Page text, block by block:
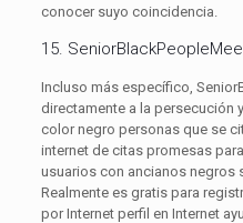
conocer suyo coincidencia.
15.
Incluso más específico,
directamente a la persecución
color negro personas que se
internet de citas promesas
usuarios con ancianos
Realmente es gratis para
por Internet perfil en Internet